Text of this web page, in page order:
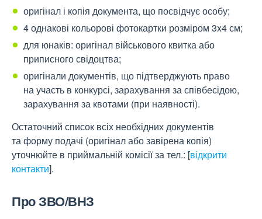
оригінал і копія документа, що посвідчує особу;
4 однакові кольорові фотокартки розміром 3x4 см;
для юнаків: оригінал військового квитка або
приписного свідоцтва;
оригінали документів, що підтверджують право
на участь в конкурсі, зарахування за співбесідою,
зарахування за квотами (при наявності).
Остаточний список всіх необхідних документів
та форму подачі (оригінал або завірена копія)
уточнюйте в приймальній комісії за тел.: [відкрити
контакти].
Про ЗВО/ВНЗ